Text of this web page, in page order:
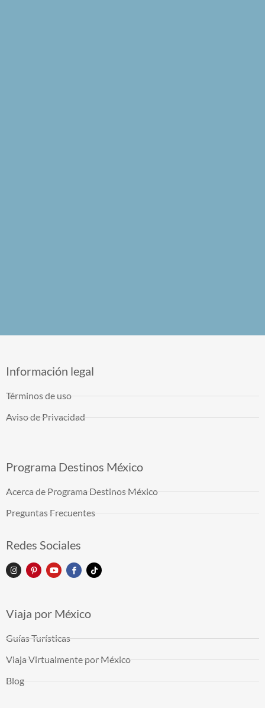
Información legal
Términos de uso
Aviso de Privacidad
Programa Destinos México
Acerca de Programa Destinos México
Preguntas Frecuentes
Redes Sociales
Viaja por México
Guías Turísticas
Viaja Virtualmente por México
Blog